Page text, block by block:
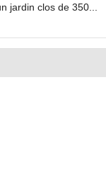
jardin clos de 350...